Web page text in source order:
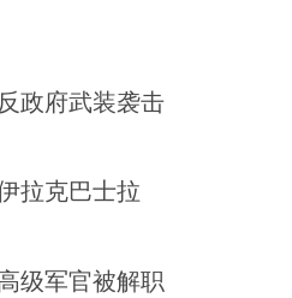
政府武装袭击
拉克巴士拉
级军官被解职